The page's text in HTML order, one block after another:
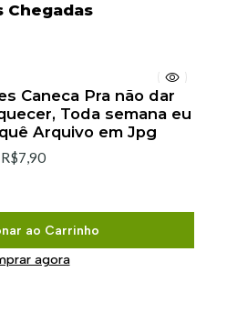
Chegadas
Caneca Pra não dar
Toda semana eu
Arquivo em Jpg
R$7,90
ao Carrinho
agora